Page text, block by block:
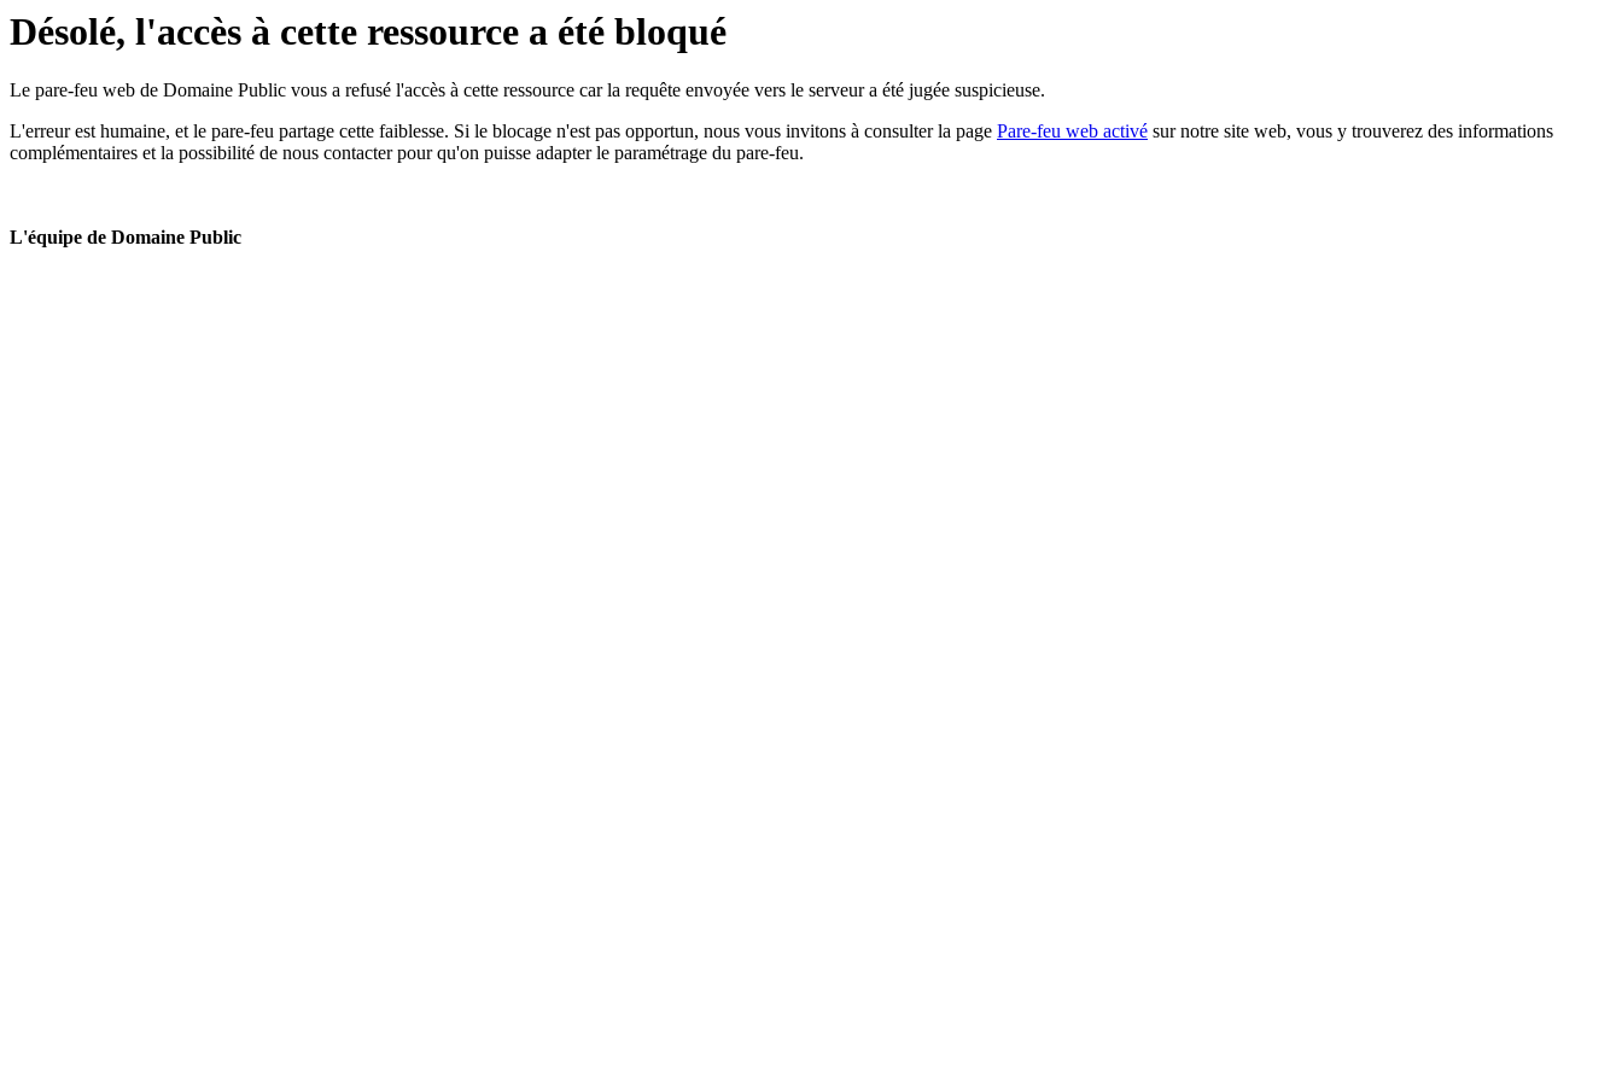
Désolé, l'accès à cette ressource a été bloqué
Le pare-feu web de Domaine Public vous a refusé l'accès à cette ressource car la requête envoyée vers le serveur a été jugée suspicieuse.
L'erreur est humaine, et le pare-feu partage cette faiblesse. Si le blocage n'est pas opportun, nous vous invitons à consulter la page Pare-feu web activé sur notre site web, vous y trouverez des informations
complémentaires et la possibilité de nous contacter pour qu'on puisse adapter le paramétrage du pare-feu.
L'équipe de Domaine Public